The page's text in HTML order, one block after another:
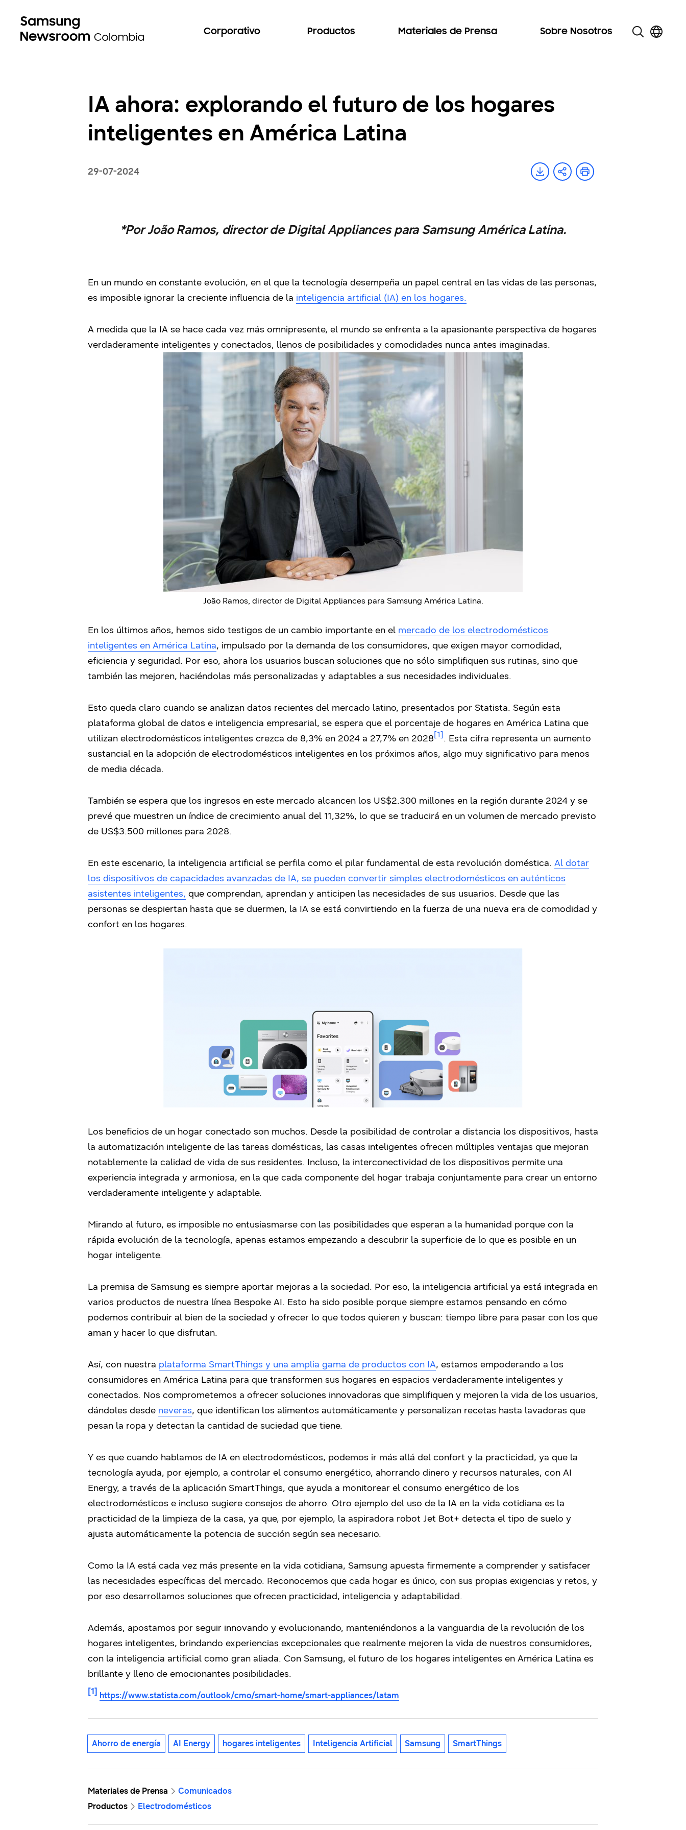
Corporativo Productos Materiales de Prensa Sobre Nosotros
IA ahora: explorando el futuro de los hogares
inteligentes en América Latina
29-07-2024
*Por João Ramos, director de Digital Appliances para Samsung América Latina.
En un mundo en constante evolución, en el que la tecnología desempeña un papel central en las vidas de las personas,
es imposible ignorar la creciente influencia de la inteligencia artificial (IA) en los hogares.
A medida que la IA se hace cada vez más omnipresente, el mundo se enfrenta a la apasionante perspectiva de hogares
verdaderamente inteligentes y conectados, llenos de posibilidades y comodidades nunca antes imaginadas.
João Ramos, director de Digital Appliances para Samsung América Latina.
En los últimos años, hemos sido testigos de un cambio importante en el mercado de los electrodomésticos
inteligentes en América Latina, impulsado por la demanda de los consumidores, que exigen mayor comodidad,
eficiencia y seguridad. Por eso, ahora los usuarios buscan soluciones que no sólo simplifiquen sus rutinas, sino que
también las mejoren, haciéndolas más personalizadas y adaptables a sus necesidades individuales.
Esto queda claro cuando se analizan datos recientes del mercado latino, presentados por Statista. Según esta
plataforma global de datos e inteligencia empresarial, se espera que el porcentaje de hogares en América Latina que
utilizan electrodomésticos inteligentes crezca de 8,3% en 2024 a 27,7% en 2028[1]. Esta cifra representa un aumento
sustancial en la adopción de electrodomésticos inteligentes en los próximos años, algo muy significativo para menos
de media década.
También se espera que los ingresos en este mercado alcancen los US$2.300 millones en la región durante 2024 y se
prevé que muestren un índice de crecimiento anual del 11,32%, lo que se traducirá en un volumen de mercado previsto
de US$3.500 millones para 2028.
En este escenario, la inteligencia artificial se perfila como el pilar fundamental de esta revolución doméstica. Al dotar
los dispositivos de capacidades avanzadas de IA, se pueden convertir simples electrodomésticos en auténticos
asistentes inteligentes, que comprendan, aprendan y anticipen las necesidades de sus usuarios. Desde que las
personas se despiertan hasta que se duermen, la IA se está convirtiendo en la fuerza de una nueva era de comodidad y
confort en los hogares.
Los beneficios de un hogar conectado son muchos. Desde la posibilidad de controlar a distancia los dispositivos, hasta
la automatización inteligente de las tareas domésticas, las casas inteligentes ofrecen múltiples ventajas que mejoran
notablemente la calidad de vida de sus residentes. Incluso, la interconectividad de los dispositivos permite una
experiencia integrada y armoniosa, en la que cada componente del hogar trabaja conjuntamente para crear un entorno
verdaderamente inteligente y adaptable.
Mirando al futuro, es imposible no entusiasmarse con las posibilidades que esperan a la humanidad porque con la
rápida evolución de la tecnología, apenas estamos empezando a descubrir la superficie de lo que es posible en un
hogar inteligente.
La premisa de Samsung es siempre aportar mejoras a la sociedad. Por eso, la inteligencia artificial ya está integrada en
varios productos de nuestra línea Bespoke AI. Esto ha sido posible porque siempre estamos pensando en cómo
podemos contribuir al bien de la sociedad y ofrecer lo que todos quieren y buscan: tiempo libre para pasar con los que
aman y hacer lo que disfrutan.
Así, con nuestra plataforma SmartThings y una amplia gama de productos con IA, estamos empoderando a los
consumidores en América Latina para que transformen sus hogares en espacios verdaderamente inteligentes y
conectados. Nos comprometemos a ofrecer soluciones innovadoras que simplifiquen y mejoren la vida de los usuarios,
dándoles desde neveras, que identifican los alimentos automáticamente y personalizan recetas hasta lavadoras que
pesan la ropa y detectan la cantidad de suciedad que tiene.
Y es que cuando hablamos de IA en electrodomésticos, podemos ir más allá del confort y la practicidad, ya que la
tecnología ayuda, por ejemplo, a controlar el consumo energético, ahorrando dinero y recursos naturales, con AI
Energy, a través de la aplicación SmartThings, que ayuda a monitorear el consumo energético de los
electrodomésticos e incluso sugiere consejos de ahorro. Otro ejemplo del uso de la IA en la vida cotidiana es la
practicidad de la limpieza de la casa, ya que, por ejemplo, la aspiradora robot Jet Bot+ detecta el tipo de suelo y
ajusta automáticamente la potencia de succión según sea necesario.
Como la IA está cada vez más presente en la vida cotidiana, Samsung apuesta firmemente a comprender y satisfacer
las necesidades específicas del mercado. Reconocemos que cada hogar es único, con sus propias exigencias y retos, y
por eso desarrollamos soluciones que ofrecen practicidad, inteligencia y adaptabilidad.
Además, apostamos por seguir innovando y evolucionando, manteniéndonos a la vanguardia de la revolución de los
hogares inteligentes, brindando experiencias excepcionales que realmente mejoren la vida de nuestros consumidores,
con la inteligencia artificial como gran aliada. Con Samsung, el futuro de los hogares inteligentes en América Latina es
brillante y lleno de emocionantes posibilidades.
[1] https://www.statista.com/outlook/cmo/smart-home/smart-appliances/latam
Ahorro de energía AI Energy hogares inteligentes Inteligencia Artificial Samsung SmartThings
Materiales de Prensa
Comunicados
Productos
Electrodomésticos